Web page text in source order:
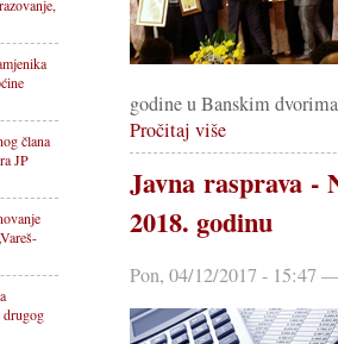
člana
JP
drugog
godine u Banskim
Pročitaj više
Javna rasprava -
2018. godinu
Pon, 04/12/2017 - 15:47